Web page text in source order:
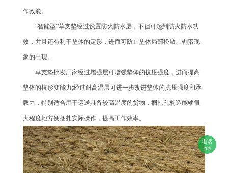
电话
咨询
作效能。
“智能型”草支垫经过设置防火防水层，不但可起到防火防水功
效，并且还有利于垫体的定形，进而可防止垫体局部松散、剥落现
象的出现。
草支垫批发厂家经过增强层可增强垫体的抗压强度，进而提高
垫体的抗形变能力;经过耐高温层可进一步改进垫体的抗压强度和承
载力，特别适合用于运送具备较高温度的货物，捆扎孔构造能够很
大程度地方便捆扎实际操作，提高工作效率。